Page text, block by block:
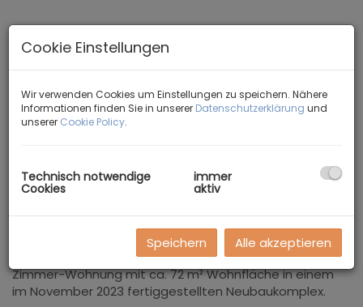
Beschreibung
Zur Vermietung gelangt eine moderne, barrierefreie 3-
Zimmer-Wohnung mit ca. 72 m² Wohnfläche in einem
im November 2023 fertiggestellten Neubaukomplex.
Cookie Einstellungen
Wir verwenden Cookies um Einstellungen zu speichern. Nähere
Informationen finden Sie in unserer Datenschutzerklärung und
unserer Cookie Policy.
Technisch notwendige
Cookies
immer
aktiv
Speichern Alle akzeptieren